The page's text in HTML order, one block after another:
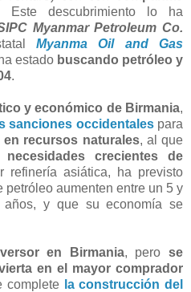
Este descubrimiento lo ha
Myanmar Petroleum Co.
Myanma Oil and Gas
estado buscando petróleo y
.
y económico de Birmania,
sanciones occidentalespara
recursos naturales, al que
crecientes de
refinería asiática, ha previsto
aumenten entre un 5 y
y que su economía se
en Birmania, pero se
en el mayor comprador
complete la construcción del